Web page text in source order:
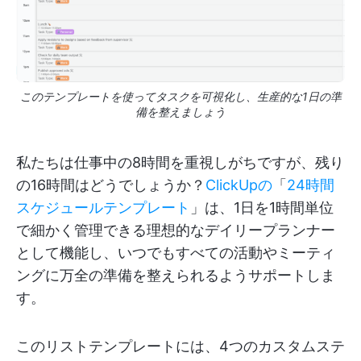
このテンプレートを使ってタスクを可視化し、生産的な1日の準
備を整えましょう
私たちは仕事中の8時間を重視しがちですが、残り
の16時間はどうでしょうか？ ClickUpの 「 24時間
スケジュールテンプレート 」は、1日を1時間単位
で細かく管理できる理想的なデイリープランナー
として機能し、いつでもすべての活動やミーティ
ングに万全の準備を整えられるようサポートしま
す。
このリストテンプレートには、4つのカスタムステ